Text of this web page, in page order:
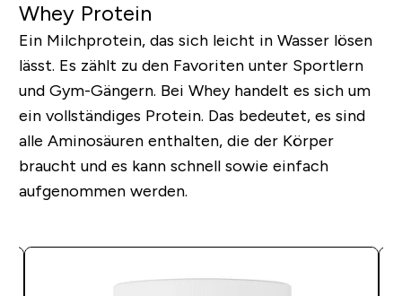
Whey Protein
Ein Milchprotein, das sich leicht in Wasser lösen
lässt. Es zählt zu den Favoriten unter Sportlern
und Gym-Gängern. Bei Whey handelt es sich um
ein vollständiges Protein. Das bedeutet, es sind
alle Aminosäuren enthalten, die der Körper
braucht und es kann schnell sowie einfach
aufgenommen werden.